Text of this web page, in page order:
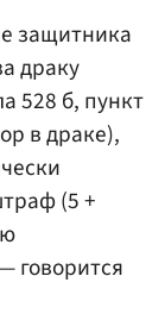
защитника
драку
528 б, пункт
в драке),
(5 +
говорится